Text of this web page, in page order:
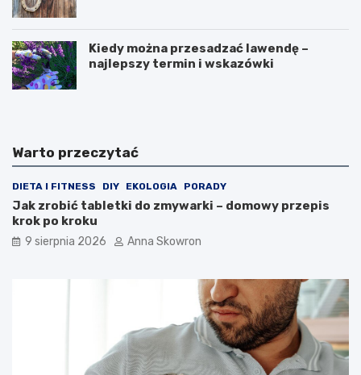
Kiedy można przesadzać lawendę –
najlepszy termin i wskazówki
Warto przeczytać
DIETA I FITNESS DIY EKOLOGIA PORADY
Jak zrobić tabletki do zmywarki – domowy przepis
krok po kroku
9 sierpnia 2026 Anna Skowron